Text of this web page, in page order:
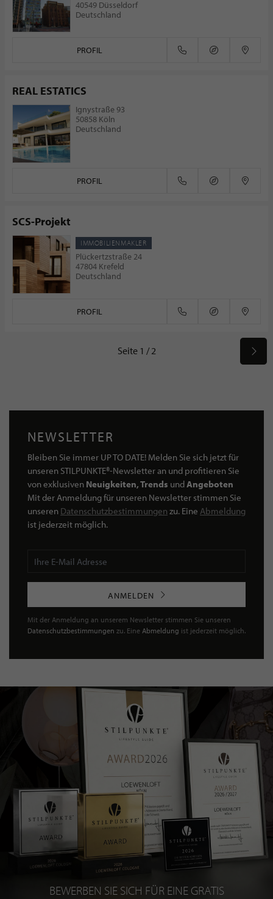
40549 Düsseldorf
Deutschland
PROFIL
REAL ESTATICS
Ignystraße 93
50858 Köln
Deutschland
PROFIL
SCS-Projekt
IMMOBILIENMAKLER
Plückertzstraße 24
47804 Krefeld
Deutschland
PROFIL
Seite 1 / 2
NEWSLETTER
Bleiben Sie immer UP TO DATE! Melden Sie sich jetzt für
unseren STILPUNKTE®-Newsletter an und profitieren Sie
von exklusiven Neuigkeiten, Trends undAngeboten
Mit der Anmeldung für unseren Newsletter stimmen Sie
unseren Datenschutzbestimmungen zu. Eine Abmeldung
ist jederzeit möglich.
ANMELDEN
Mit der Anmeldung an unserem Newsletter stimmen Sie unseren
Datenschutzbestimmungen zu. Eine Abmeldung ist jederzeit möglich.
BEWERBEN SIE SICH FÜR EINE GRATIS